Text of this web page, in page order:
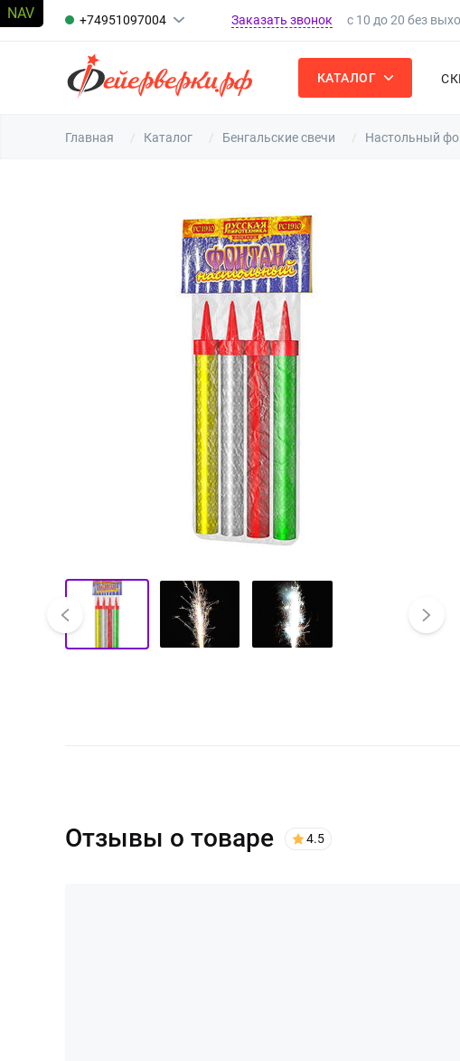
+74951097004 Заказать звонок с 10 до 20 без
КАТАЛОГ
Главная Каталог Бенгальские свечи Настольный
Отзывы о товаре 4.5